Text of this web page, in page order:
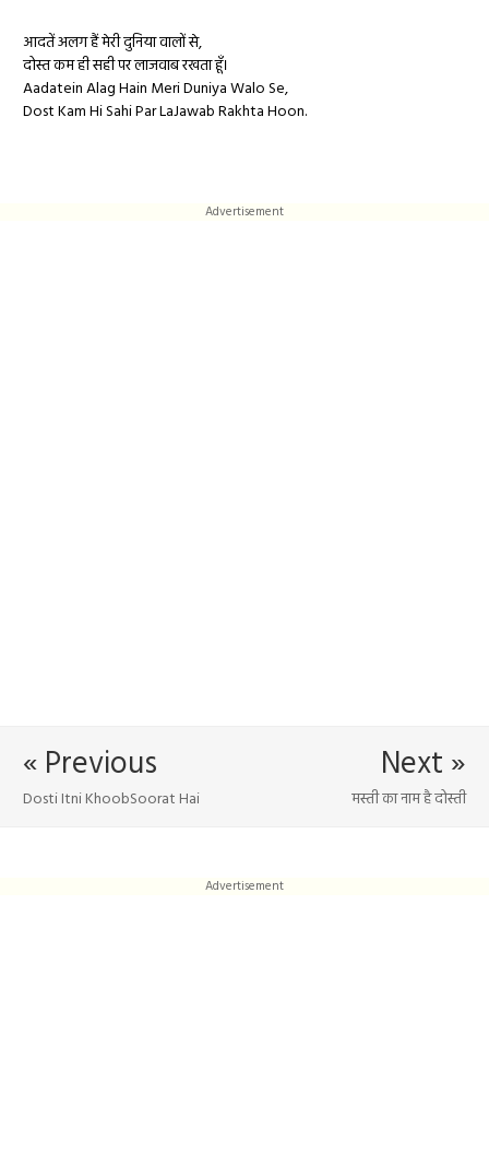
आदतें अलग हैं मेरी दुनिया वालों से,
दोस्त कम ही सही पर लाजवाब रखता हूँ।
Aadatein Alag Hain Meri Duniya Walo Se,
Dost Kam Hi Sahi Par LaJawab Rakhta Hoon.
Advertisement
Next »
मस्ती का नाम है दोस्ती
« Previous
Dosti Itni KhoobSoorat Hai
Advertisement